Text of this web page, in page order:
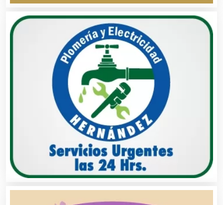
Avaluos
Balnearios
Bancos
Banquetes
Bares y Cantinas